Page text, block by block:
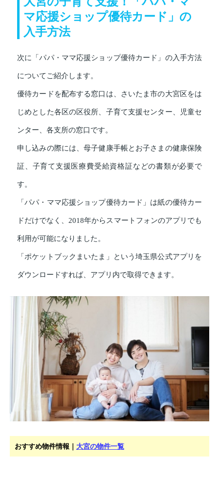
マ応援ショップ優待カード」の
入手方法
次に「パパ・ママ応援ショップ優待カード」の入手方法
についてご紹介します。
優待カードを配布する窓口は、さいたま市の大宮区をは
じめとした各区の区役所、子育て支援センター、児童セ
ンター、各支所の窓口です。
申し込みの際には、母子健康手帳とお子さまの健康保険
証、子育て支援医療費受給資格証などの書類が必要で
す。
「パパ・ママ応援ショップ優待カード」は紙の優待カー
ドだけでなく、2018年からスマートフォンのアプリでも
利用が可能になりました。
「ポケットブックまいたま」という埼玉県公式アプリを
ダウンロードすれば、アプリ内で取得できます。
おすすめ物件情報｜ 大宮の物件一覧